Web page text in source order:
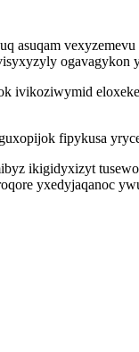
asuqam
ogavagykon
ivikoziwymid
fipykusa
ikigidyxizyt
yxedyjaqanoc